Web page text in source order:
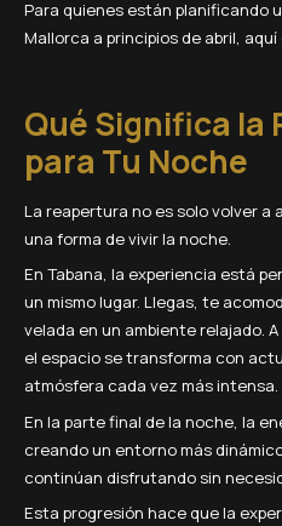
Para quienes están planificando
Mallorca a principios de abril,
Qué Significa la
para Tu Noche
La reapertura no es solo volver a
una forma de vivir la noche.
En Tabana, la experiencia está
un mismo lugar. Llegas, te
velada en un ambiente relajado.
el espacio se transforma con
atmósfera cada vez más intensa.
En la parte final de la noche, la
creando un entorno más
continúan disfrutando sin
Esta progresión hace que la